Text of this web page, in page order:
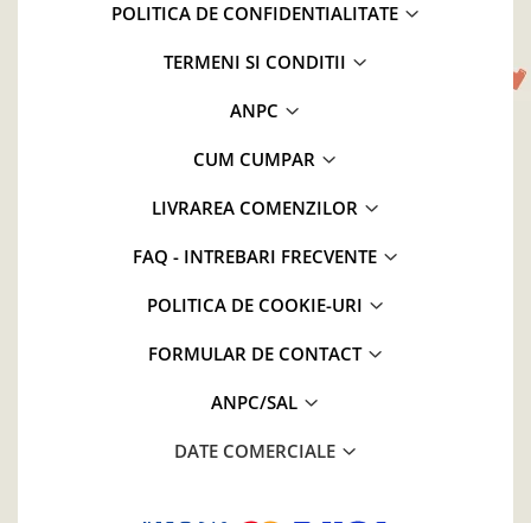
POLITICA DE CONFIDENTIALITATE
TERMENI SI CONDITII
ANPC
CUM CUMPAR
LIVRAREA COMENZILOR
FAQ - INTREBARI FRECVENTE
POLITICA DE COOKIE-URI
FORMULAR DE CONTACT
ANPC/SAL
DATE COMERCIALE